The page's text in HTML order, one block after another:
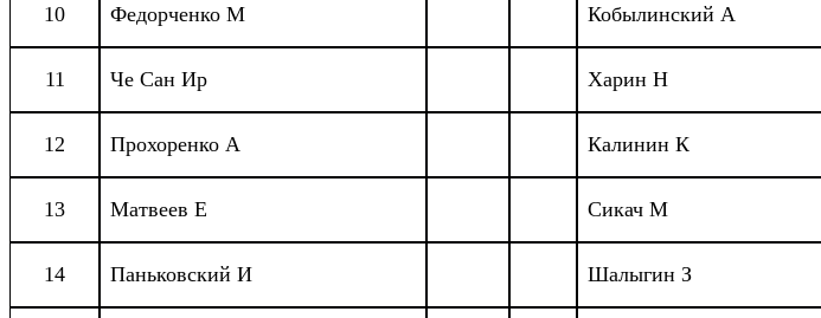
10 Федорченко М Кобылинский А
11 Че Сан Ир Харин Н
12 Прохоренко А Калинин К
13 Матвеев Е Сикач М
14 Паньковский И Шалыгин З